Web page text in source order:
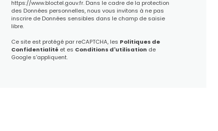
https://www.bloctel.gouv.fr. Dans le cadre de la protection
des Données personnelles, nous vous invitons à ne pas
inscrire de Données sensibles dans le champ de saisie
libre.
Ce site est protégé par reCAPTCHA, les Politiques de
Confidentialitéet es Conditions d'utilisation de
Google s'appliquent.